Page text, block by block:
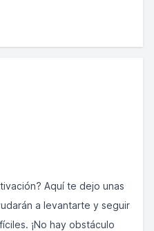
Aquí te dejo unas
a levantarte y seguir
¡No hay obstáculo